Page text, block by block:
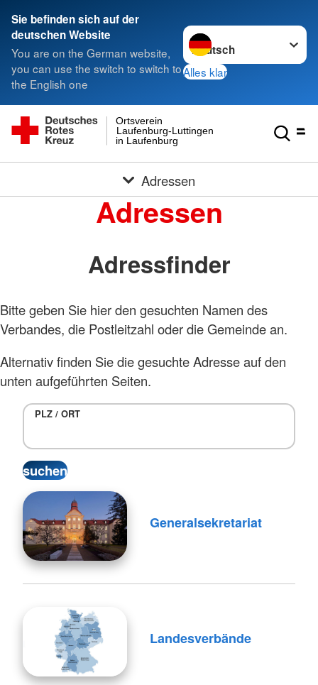
Sie befinden sich auf der
deutschen Website
You are on the German website,
you can use the switch to switch to
the English one
Sprache wechseln zu
Alles klar
in Laufenburg
Laufenburg-Luttingen
Ortsverein
Adressen
Adressen
Adressfinder
Bitte geben Sie hier den gesuchten Namen des
Verbandes, die Postleitzahl oder die Gemeinde an.
Alternativ finden Sie die gesuchte Adresse auf den
unten aufgeführten Seiten.
PLZ / ORT
Generalsekretariat
Landesverbände